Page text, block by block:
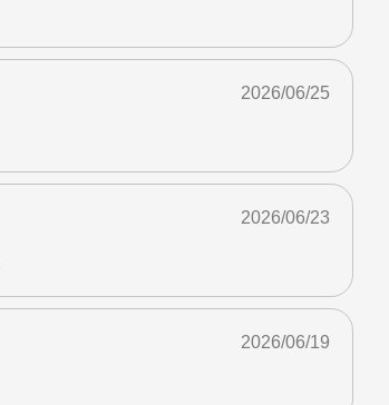
2026/06/25
2026/06/23
2026/06/19